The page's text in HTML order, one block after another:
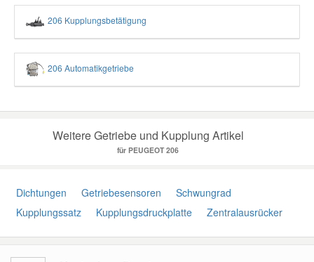
206 Kupplungsbetätigung
206 Automatikgetriebe
Weitere Getriebe und Kupplung Artikel
für PEUGEOT 206
Dichtungen Getriebesensoren
Schwungrad
Kupplungssatz
Kupplungsdruckplatte Zentralausrücker